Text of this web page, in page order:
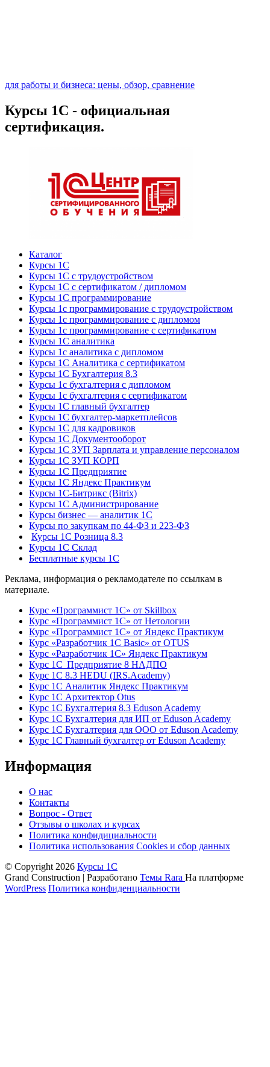
для работы и бизнеса: цены, обзор, сравнение
Курсы 1С - официальная
сертификация.
Каталог
Курсы 1С
Курсы 1С с трудоустройством
Курсы 1С с сертификатом / дипломом
Курсы 1С программирование
Курсы 1с программирование с трудоустройством
Курсы 1с программирование с дипломом
Курсы 1с программирование с сертификатом
Курсы 1С аналитика
Курсы 1с аналитика с дипломом
Курсы 1С Аналитика с сертификатом
Курсы 1С Бухгалтерия 8.3
Курсы 1с бухгалтерия с дипломом
Курсы 1с бухгалтерия с сертификатом
Курсы 1С главный бухгалтер
Курсы 1С бухгалтер-маркетплейсов
Курсы 1С для кадровиков
Курсы 1С Документооборот
Курсы 1С ЗУП Зарплата и управление персоналом
Курсы 1С ЗУП КОРП
Курсы 1С Предприятие
Курсы 1С Яндекс Практикум
Курсы 1С-Битрикс (Bitrix)
Курсы 1С Администрирование
Курсы бизнес — аналитик 1С
Курсы по закупкам по 44‑ФЗ и 223‑ФЗ
Курсы 1С Розница 8.3
Курсы 1С Склад
Бесплатные курсы 1С
Реклама, информация о рекламодателе по ссылкам в
материале.
Курс «Программист 1С» от Skillbox
Курс «Программист 1С» от Нетологии
Курс «Программист 1С» от Яндекс Практикум
Курс «Разработчик 1С Basic» от OTUS
Курс «Разработчик 1С» Яндекс Практикум
Курс 1С Предприятие 8 НАДПО
Курс 1С 8.3 HEDU (IRS.Academy)
Курс 1С Аналитик Яндекс Практикум
Курс 1С Архитектор Otus
Курс 1С Бухгалтерия 8.3 Eduson Academy
Курс 1С Бухгалтерия для ИП от Eduson Academy
Курс 1С Бухгалтерия для ООО от Eduson Academy
Курс 1С Главный бухгалтер от Eduson Academy
Информация
О нас
Контакты
Вопрос - Ответ
Отзывы о школах и курсах
Политика конфидициальности
Политика использования Cookies и сбор данных
© Copyright 2026 Курсы 1С
Grand Construction | Разработано Темы Rara На платформе
WordPress Политика конфиденциальности